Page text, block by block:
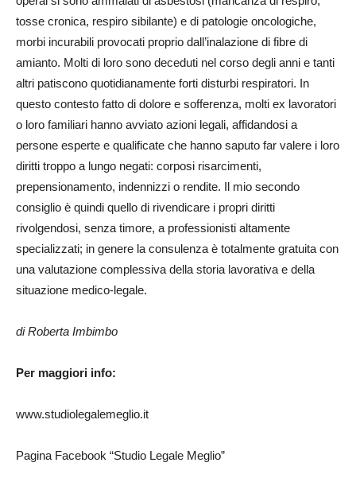
tosse cronica, respiro sibilante) e di patologie oncologiche,
morbi incurabili provocati proprio dall’inalazione di fibre di
amianto. Molti di loro sono deceduti nel corso degli anni e tanti
altri patiscono quotidianamente forti disturbi respiratori. In
questo contesto fatto di dolore e sofferenza, molti ex lavoratori
o loro familiari hanno avviato azioni legali, affidandosi a
persone esperte e qualificate che hanno saputo far valere i loro
diritti troppo a lungo negati: corposi risarcimenti,
prepensionamento, indennizzi o rendite. Il mio secondo
consiglio è quindi quello di rivendicare i propri diritti
rivolgendosi, senza timore, a professionisti altamente
specializzati; in genere la consulenza è totalmente gratuita con
una valutazione complessiva della storia lavorativa e della
situazione medico-legale.
di Roberta Imbimbo
Per maggiori info:
www.studiolegalemeglio.it
Pagina Facebook “Studio Legale Meglio”